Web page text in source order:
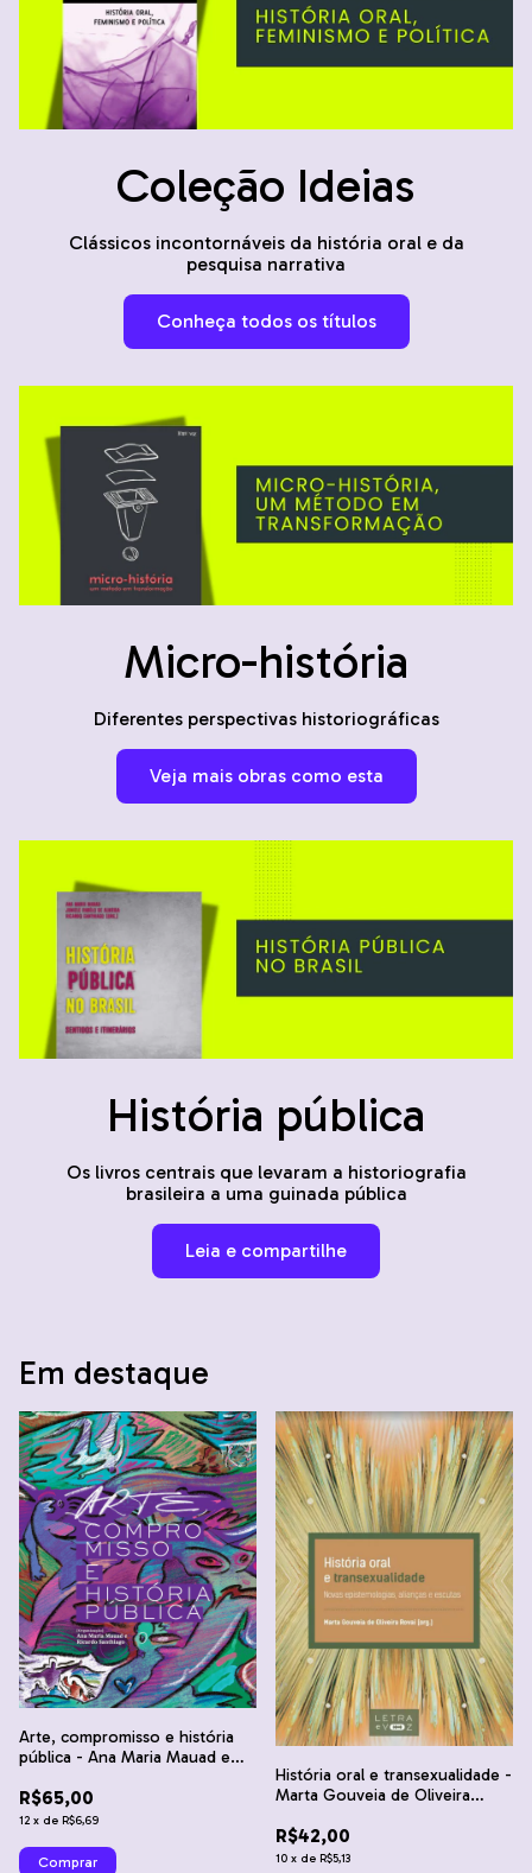
Coleção Ideias
Clássicos incontornáveis da história oral e da
pesquisa narrativa
Conheça todos os títulos
Micro-história
Diferentes perspectivas historiográficas
Veja mais obras como esta
História pública
Os livros centrais que levaram a historiografia
brasileira a uma guinada pública
Leia e compartilhe
Em destaque
Arte, compromisso e história
pública - Ana Maria Mauad e
R$65,00
12 x de R$6,69
História oral e transexualidade -
Marta Gouveia de Oliveira
R$42,00
10 x de R$5,13